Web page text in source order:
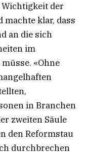
der
machte klar, dass
an die sich
im
«Ohne
in Branchen
zweiten Säule
den Reformstau
durchbrechen